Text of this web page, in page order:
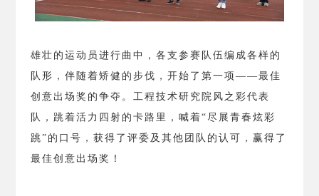
雄壮的运动员进行曲中，各支参赛队伍编成各样的
队形，伴随着矫健的步伐，开始了第一项——最佳
创意出场奖的争夺。工程技术研究院风之彩代表
队，跳着活力四射的卡路里，喊着“尽展青春炫彩
跳”的口号，获得了评委及其他团队的认可，赢得了
最佳创意出场奖！